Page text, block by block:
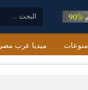
منوعات ميديا عرب مصر